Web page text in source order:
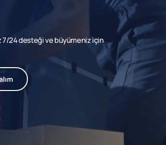
7/24 desteği ve büyümeniz için